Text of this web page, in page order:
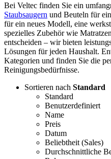
Bei Veltec finden Sie ein
Staubsaugern und Beuteln für
für ein neues Modell, eine
spezielles Zubehör wie
entscheiden – wir bieten
Lösungen für jeden Haushalt.
Kategorien und finden Sie die
Reinigungsbedürfnisse.
Sortieren nach Standard
Standard
Benutzerdefiniert
Name
Preis
Datum
Beliebtheit (Sales)
Durchschnittliche